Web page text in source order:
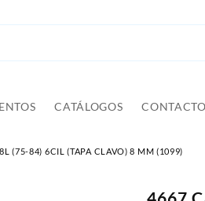
CATÁLOGOS CONTACTO
(75-84) 6CIL (TAPA CLAVO) 8 MM (1099)